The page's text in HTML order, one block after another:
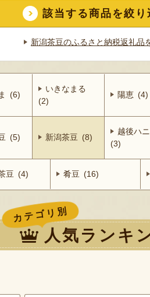
該当する商品を絞り
新潟茶豆のふるさと納税返礼品
(6)
いきなまる
(2)
陽恵 (4)
(5) 新潟茶豆 (8)
越後ハ
(3)
豆 (4) 肴豆 (16)
カテゴリ別
人気ランキ